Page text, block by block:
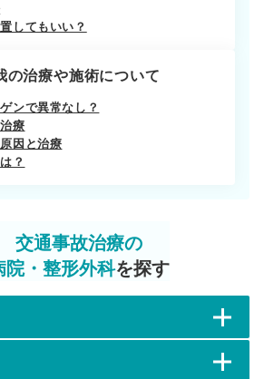
してもいい？
の治療や施術について
ンで異常なし？
療
因と治療
？
交通事故治療の
院・整形外科を探す